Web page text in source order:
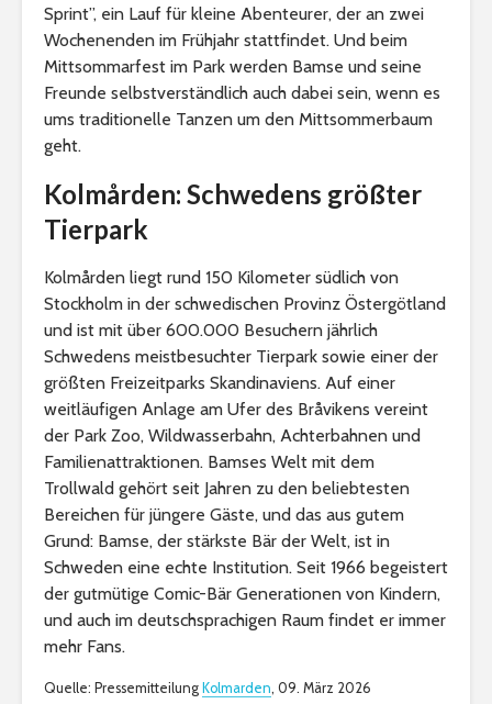
Sprint”, ein Lauf für kleine Abenteurer, der an zwei
Wochenenden im Frühjahr stattfindet. Und beim
Mittsommarfest im Park werden Bamse und seine
Freunde selbstverständlich auch dabei sein, wenn es
ums traditionelle Tanzen um den Mittsommerbaum
geht.
Kolmården: Schwedens größter
Tierpark
Kolmården liegt rund 150 Kilometer südlich von
Stockholm in der schwedischen Provinz Östergötland
und ist mit über 600.000 Besuchern jährlich
Schwedens meistbesuchter Tierpark sowie einer der
größten Freizeitparks Skandinaviens. Auf einer
weitläufigen Anlage am Ufer des Bråvikens vereint
der Park Zoo, Wildwasserbahn, Achterbahnen und
Familienattraktionen. Bamses Welt mit dem
Trollwald gehört seit Jahren zu den beliebtesten
Bereichen für jüngere Gäste, und das aus gutem
Grund: Bamse, der stärkste Bär der Welt, ist in
Schweden eine echte Institution. Seit 1966 begeistert
der gutmütige Comic-Bär Generationen von Kindern,
und auch im deutschsprachigen Raum findet er immer
mehr Fans.
Quelle: Pressemitteilung Kolmarden, 09. März 2026